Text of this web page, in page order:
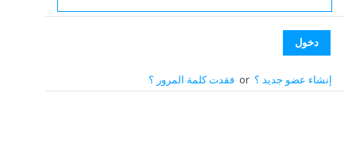
إنشاء عضو جديد ؟or فقدت كلمة المرور ؟